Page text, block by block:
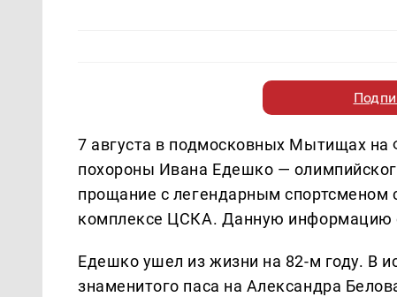
7 августа в подмосковных Мытищах
похороны Ивана Едешко —
прощание с легендарным спортсменом
комплексе ЦСКА. Данную информацию
Едешко ушел из жизни на 82-м году. В
знаменитого паса на Александра